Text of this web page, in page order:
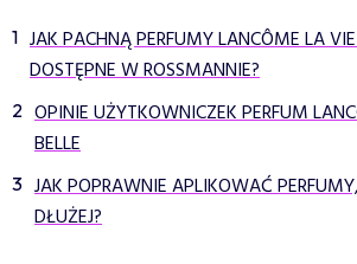
JAK PACHNĄ PERFUMY LANCÔME LA
DOSTĘPNE W ROSSMANNIE?
OPINIE UŻYTKOWNICZEK PERFUM
BELLE
JAK POPRAWNIE APLIKOWAĆ
DŁUŻEJ?